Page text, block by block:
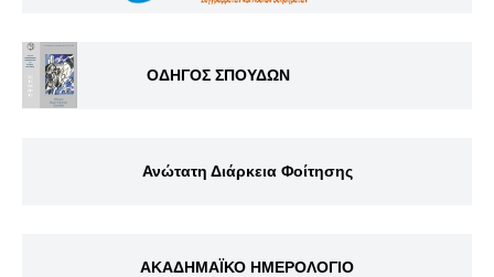
ΟΔΗΓΟΣ ΣΠΟΥΔΩΝ
Ανώτατη Διάρκεια Φοίτησης
ΑΚΑΔΗΜΑΪΚΟ ΗΜΕΡΟΛΟΓΙΟ